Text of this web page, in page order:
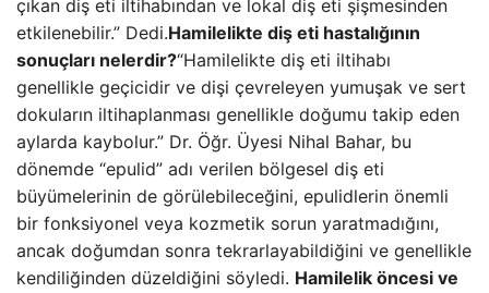
çıkan diş eti iltihabından ve lokal diş eti şişmesinden
etkilenebilir.” Dedi.Hamilelikte diş eti hastalığının
sonuçları nelerdir?“Hamilelikte diş eti iltihabı
genellikle geçicidir ve dişi çevreleyen yumuşak ve sert
dokuların iltihaplanması genellikle doğumu takip eden
aylarda kaybolur.” Dr. Öğr. Üyesi Nihal Bahar, bu
dönemde “epulid” adı verilen bölgesel diş eti
büyümelerinin de görülebileceğini, epulidlerin önemli
bir fonksiyonel veya kozmetik sorun yaratmadığını,
ancak doğumdan sonra tekrarlayabildiğini ve genellikle
kendiliğinden düzeldiğini söyledi. Hamilelik öncesi ve